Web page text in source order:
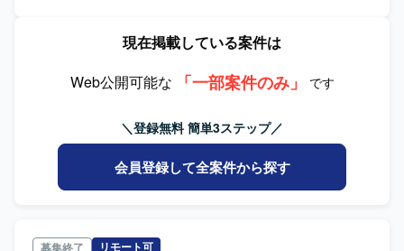
モダンな開発環境であり、ご自身のスキルアップにつなげ
新機能を随時リリースする体制なので、ご自身の関わった
都度ご自身の得意分野や興味がある内容のプロジェクトに
立候補いただけますのでスキルアップしやすい環境の案件
です。 【開発環境】 ・言語：Go ・API：Protocol Buffers,
gRPC ・インフラ：Google Cloud (Cloud Run, Cloud
Firestore, Cloud Spanner, etc.) ・CI/CD：GitHub Actions,
Looker ・その他：Notion, JIRA, Slack
現在掲載している案件は
Web公開可能な
「一部案件のみ」 です
＼登録無料 簡単3ステップ／
会員登録して全案件から探す
募集終了 リモート可